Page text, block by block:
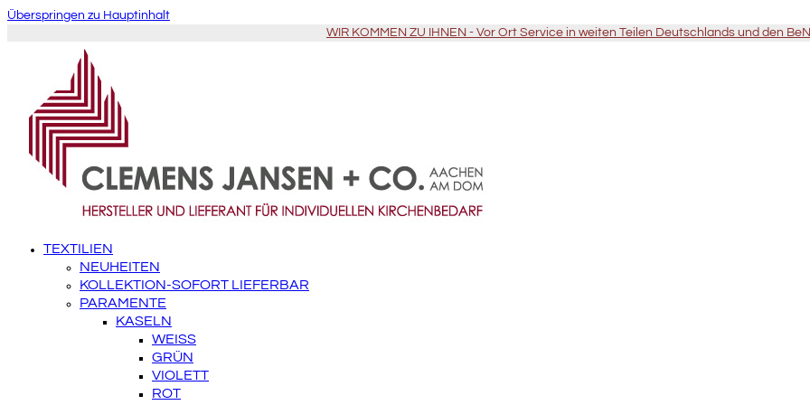
Überspringen zu Hauptinhalt
WIR KOMMEN ZU IHNEN - Vor Ort Service in weiten Teilen Deutschlands und den
TEXTILIEN
NEUHEITEN
KOLLEKTION-SOFORT LIEFERBAR
PARAMENTE
KASELN
WEISS
GRÜN
VIOLETT
ROT